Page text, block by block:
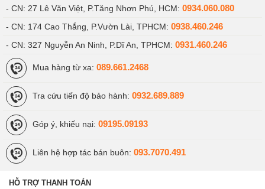
- CN: 27 Lê Văn Việt, P.Tăng Nhơn Phú, HCM: 0934.060.080
- CN: 174 Cao Thắng, P.Vườn Lài, TPHCM: 0938.460.246
- CN: 327 Nguyễn An Ninh, P.Dĩ An, TPHCM: 0931.460.246
Mua hàng từ xa: 089.661.2468
Tra cứu tiến độ bảo hành: 0932.689.889
Góp ý, khiếu nại: 09195.09193
Liên hệ hợp tác bán buôn: 093.7070.491
HỖ TRỢ THANH TOÁN